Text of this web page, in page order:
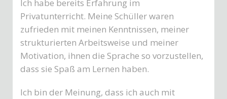
Ich habe bereits Erfahrung im
Privatunterricht. Meine Schüller waren
zufrieden mit meinen Kenntnissen, meiner
strukturierten Arbeitsweise und meiner
Motivation, ihnen die Sprache so vorzustellen,
dass sie Spaß am Lernen haben.
Ich bin der Meinung, dass ich auch mit